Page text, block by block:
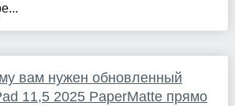
вам нужен обновленный
11,5 2025 PaperMatte прямо